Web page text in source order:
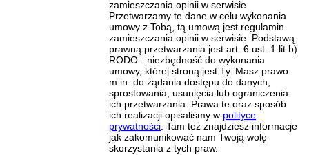
zamieszczania opinii w serwisie.
Przetwarzamy te dane w celu wykonania
umowy z Tobą, tą umową jest regulamin
zamieszczania opinii w serwisie. Podstawą
prawną przetwarzania jest art. 6 ust. 1 lit b)
RODO - niezbędność do wykonania
umowy, której stroną jest Ty. Masz prawo
m.in. do żądania dostępu do danych,
sprostowania, usunięcia lub ograniczenia
ich przetwarzania. Prawa te oraz sposób
ich realizacji opisaliśmy w polityce
prywatności . Tam też znajdziesz informacje
jak zakomunikować nam Twoją wolę
skorzystania z tych praw.